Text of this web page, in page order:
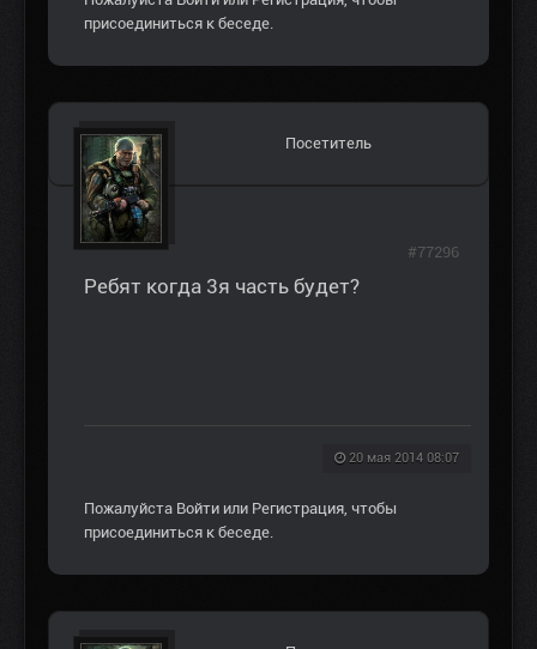
присоединиться к беседе.
Посетитель
Ребят когда 3я часть будет?
20 мая 2014 08:07
#77296
Пожалуйста Войти или Регистрация, чтобы
присоединиться к беседе.